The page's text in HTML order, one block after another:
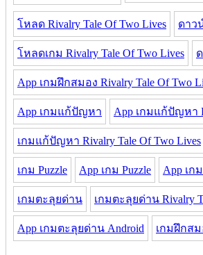
โหลด Rivalry Tale Of Two Lives ดาว
โหลดเกม Rivalry Tale Of Two Lives
App เกมฝึกสมอง Rivalry Tale Of Two
App เกมแก้ปัญหา App เกมแก้ปัญหา
เกมแก้ปัญหา Rivalry Tale Of Two Lives
เกม Puzzle App เกม Puzzle App เก
เกมตะลุยด่าน เกมตะลุยด่าน Rivalry
App เกมตะลุยด่าน Android เกมฝึกสม